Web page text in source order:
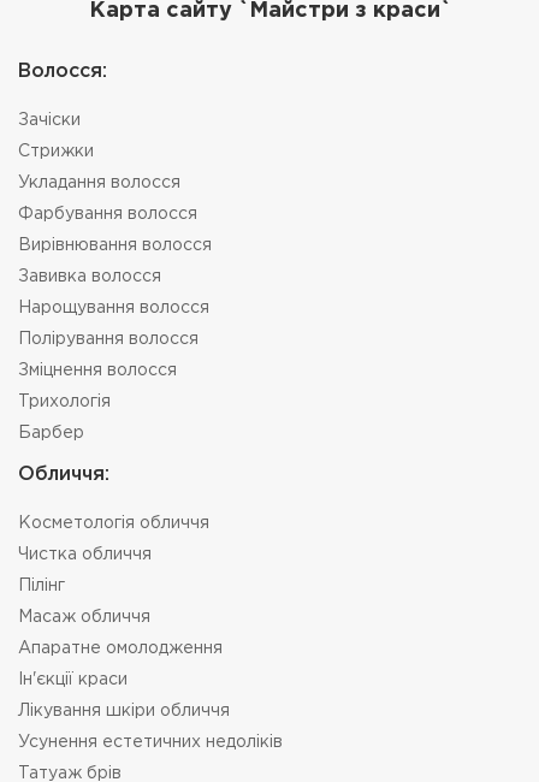
Карта сайту `Майстри з краси`
Bолосся:
Зачіски
Стрижки
Укладання волосся
Фарбування волосся
Вирівнювання волосся
Завивка волосся
Нарощування волосся
Полірування волосся
Зміцнення волосся
Трихологія
Барбер
Oбличчя:
Косметологія обличчя
Чистка обличчя
Пілінг
Масаж обличчя
Апаратне омолодження
Ін'єкції краси
Лікування шкіри обличчя
Усунення естетичних недоліків
Татуаж брів